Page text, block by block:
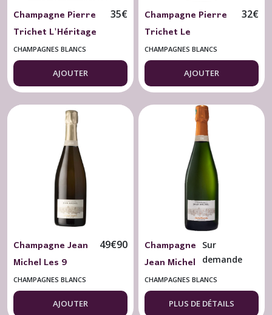
Champagne Pierre
Trichet L'Héritage
1er Cru Blanc de
blancs Brut 75 cl.
35€
CHAMPAGNES BLANCS
AJOUTER
Champagne Pierre
Trichet Le
Caractère 1er Cru
Blanc de noirs Brut
75 cl.
32€
CHAMPAGNES BLANCS
AJOUTER
Champagne Jean
Michel Les 9
Arpents 2017
Brut Nature 75 cl.
49€90
CHAMPAGNES BLANCS
AJOUTER
Champagne
Jean Michel
Carte
Blanche
Sur
demande
CHAMPAGNES BLANCS
PLUS DE DÉTAILS